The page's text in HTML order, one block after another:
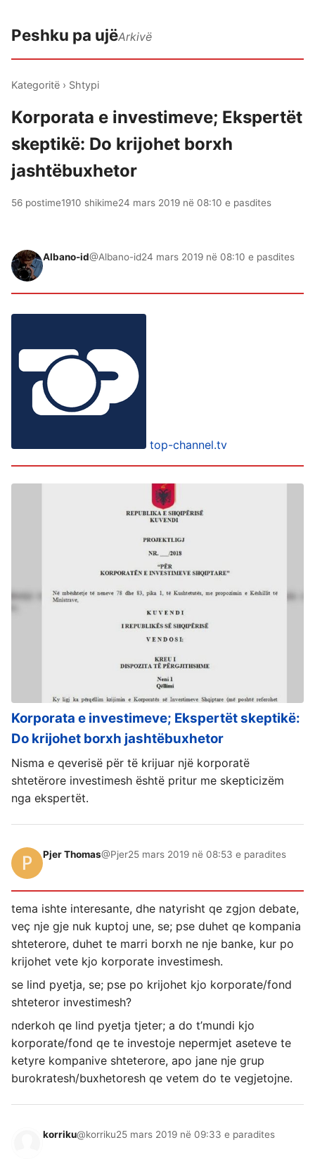
Peshku pa ujëArkivë
Kategoritë › Shtypi
Korporata e investimeve; Ekspertët
skeptikë: Do krijohet borxh
jashtëbuxhetor
56 postime1910 shikime24 mars 2019 në 08:10 e pasdites
Albano-id@Albano-id24 mars 2019 në 08:10 e pasdites
top-channel.tv
Korporata e investimeve; Ekspertët skeptikë:
Do krijohet borxh jashtëbuxhetor
Nisma e qeverisë për të krijuar një korporatë
shtetërore investimesh është pritur me skepticizëm
nga ekspertët.
Pjer Thomas@Pjer25 mars 2019 në 08:53 e paradites
tema ishte interesante, dhe natyrisht qe zgjon debate,
veç nje gje nuk kuptoj une, se; pse duhet qe kompania
shteterore, duhet te marri borxh ne nje banke, kur po
krijohet vete kjo korporate investimesh.
se lind pyetja, se; pse po krijohet kjo korporate/fond
shteteror investimesh?
nderkoh qe lind pyetja tjeter; a do t’mundi kjo
korporate/fond qe te investoje nepermjet aseteve te
ketyre kompanive shteterore, apo jane nje grup
burokratesh/buxhetoresh qe vetem do te vegjetojne.
korriku@korriku25 mars 2019 në 09:33 e paradites